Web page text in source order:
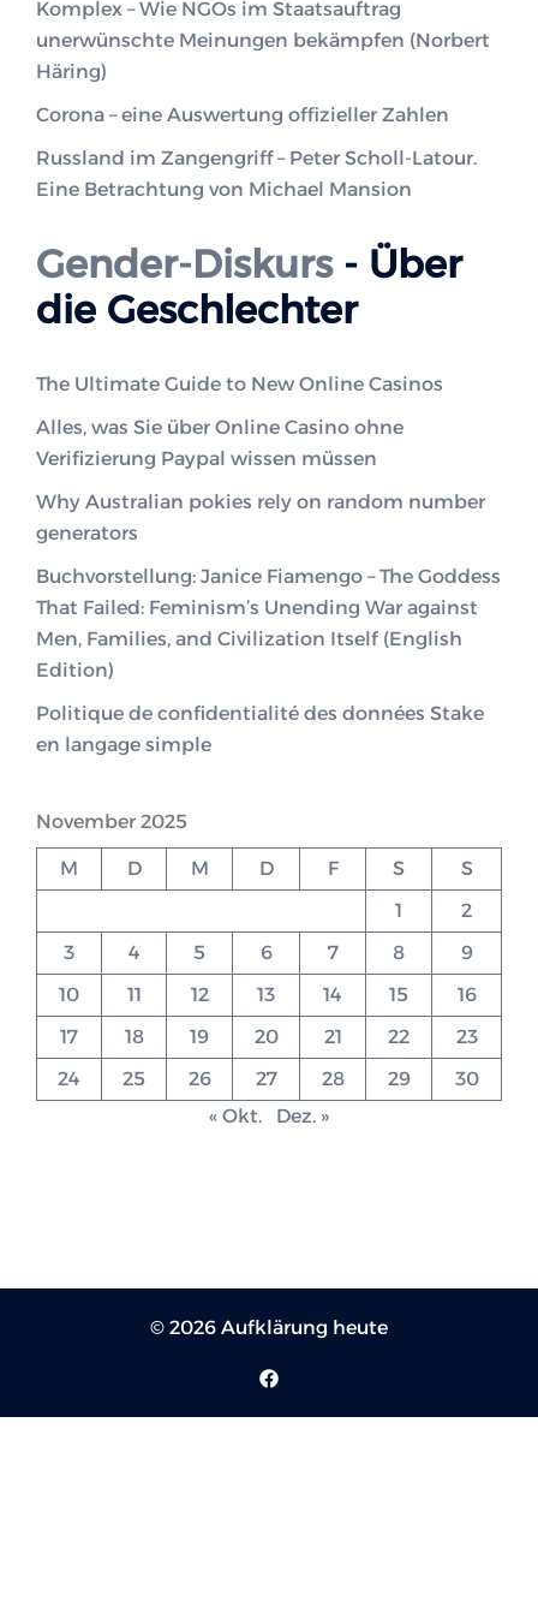
Komplex – Wie NGOs im Staatsauftrag
unerwünschte Meinungen bekämpfen (Norbert
Häring)
Corona – eine Auswertung offizieller Zahlen
Russland im Zangengriff – Peter Scholl-Latour.
Eine Betrachtung von Michael Mansion
Gender-Diskurs- Über
die Geschlechter
The Ultimate Guide to New Online Casinos
Alles, was Sie über Online Casino ohne
Verifizierung Paypal wissen müssen
Why Australian pokies rely on random number
generators
Buchvorstellung: Janice Fiamengo – The Goddess
That Failed: Feminism’s Unending War against
Men, Families, and Civilization Itself (English
Edition)
Politique de confidentialité des données Stake
en langage simple
November 2025
M D M D F S
S
1
2
3
4 5 6 7 8
9
10
11 12 13 14 15
16
17
18 19 20 21 22
23
24
25 26 27 28 29
30
« Okt.
Dez. »
© 2026 Aufklärung heute